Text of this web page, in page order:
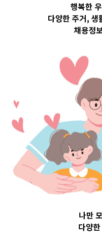
경기
Top 3
식 –
행복한
다양한 주거, 생
채용정
나만
다양